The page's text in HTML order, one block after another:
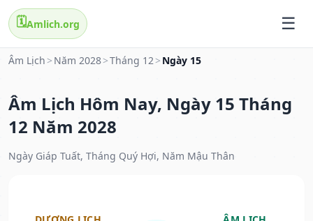
🗓️Amlich.org
Âm Lịch > Năm 2028>Tháng 12> Ngày 15
Âm Lịch Hôm Nay, Ngày 15 Tháng
12 Năm 2028
Ngày Giáp Tuất, Tháng Quý Hợi, Năm Mậu Thân